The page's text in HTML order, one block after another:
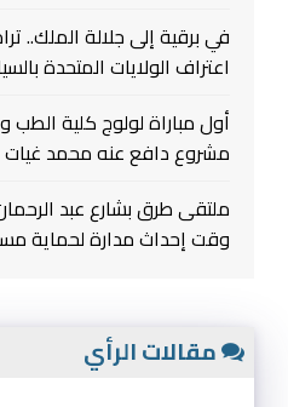
في برقية إلى جلالة الملك..
اعتراف الولايات المتحدة
أول مباراة لولوج كلية
مشروع دافع عنه محمد
ملتقى طرق بشارع عبد
وقت إحداث مدارة لحماية
مقالات الرأي